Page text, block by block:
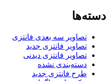
دسته‌ها
تصاویر سه بعدی فانتزی
تصاویر فانتزی جدید
تصاویر فانتزی دیدنی
دسته‌بندی نشده
طرح فانتزی جدید